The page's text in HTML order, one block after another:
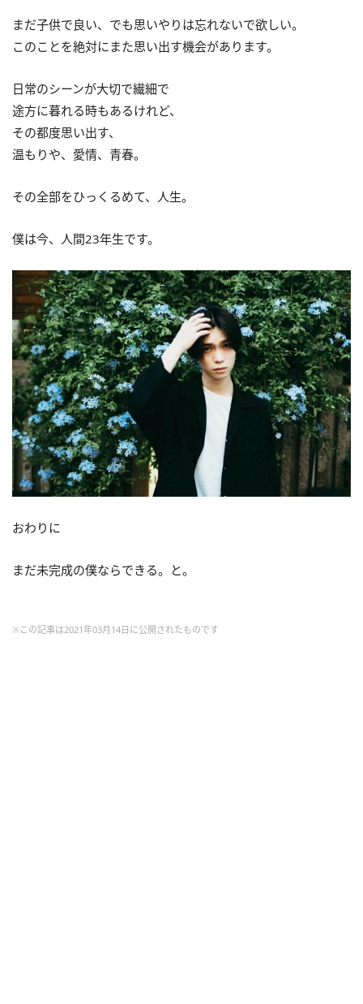
まだ子供で良い、でも思いやりは忘れないで欲しい。
このことを絶対にまた思い出す機会があります。
日常のシーンが大切で繊細で
途方に暮れる時もあるけれど、
その都度思い出す、
温もりや、愛情、青春。
その全部をひっくるめて、人生。
僕は今、人間23年生です。
おわりに
まだ未完成の僕ならできる。と。
※この記事は2021年03月14日に公開されたものです